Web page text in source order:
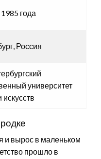
года
Россия
университет
искусств
и вырос в маленьком
прошло в